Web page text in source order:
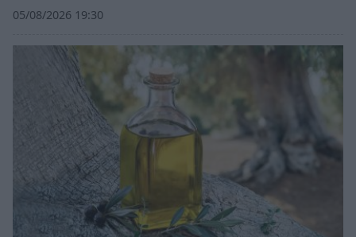
05/08/2026 19:30